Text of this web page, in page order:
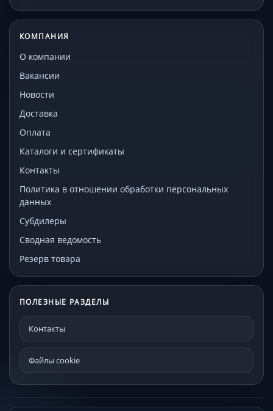
КОМПАНИЯ
О компании
Вакансии
Новости
Доставка
Оплата
Каталоги и сертификаты
Контакты
Политика в отношении обработки персональных
данных
Субдилеры
Сводная ведомость
Резерв товара
ПОЛЕЗНЫЕ РАЗДЕЛЫ
Контакты
Файлы cookie